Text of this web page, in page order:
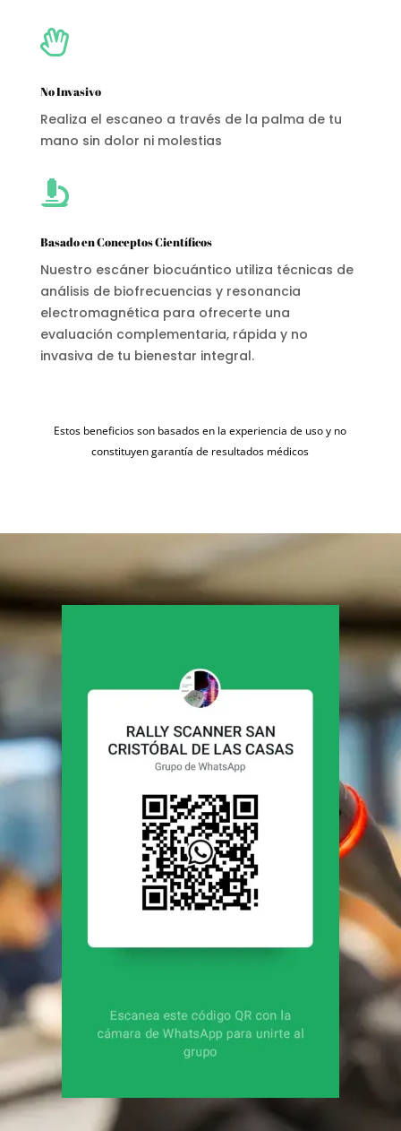

No Invasivo
Realiza el escaneo a través de la palma de tu
mano sin dolor ni molestias

Basado en Conceptos Científicos
Nuestro escáner biocuántico utiliza técnicas de
análisis de biofrecuencias y resonancia
electromagnética para ofrecerte una
evaluación complementaria, rápida y no
invasiva de tu bienestar integral.
Estos beneficios son basados en la experiencia de uso y no
constituyen garantía de resultados médicos